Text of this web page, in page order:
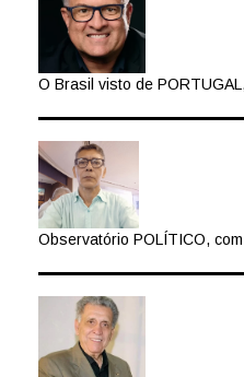
O Brasil visto de
Observatório POLÍTICO,